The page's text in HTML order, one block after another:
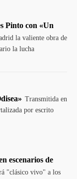
Pinto con «Un
la valiente obra de
la lucha
Transmitida en
por escrito
escenarios de
"clásico vivo" a los